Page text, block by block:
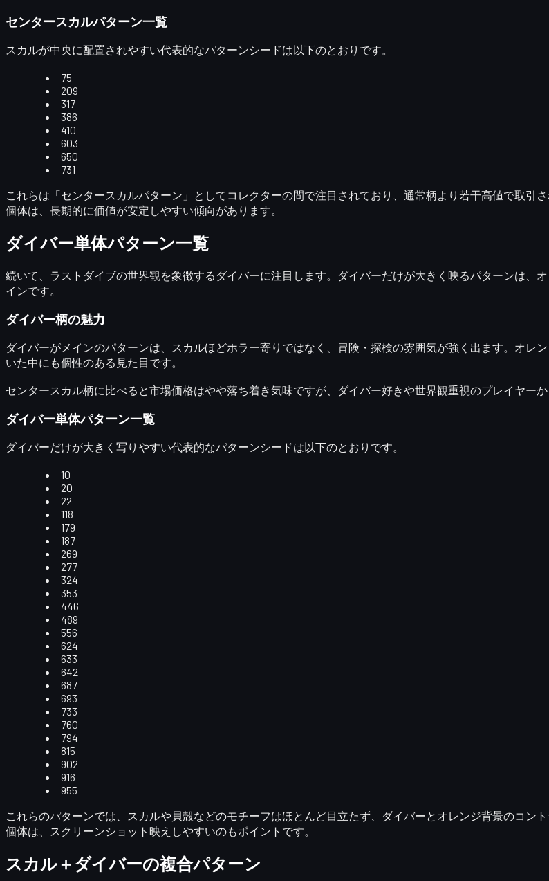
センタースカルパターン一覧
スカルが中央に配置されやすい代表的なパターンシードは以下のとおりです。
75
209
317
386
410
603
650
731
これらは 「センタースカルパターン」 としてコレクターの間で注目されており、通常柄より若干高値で取引
個体は、長期的に価値が安定しやすい傾向があります。
ダイバー単体パターン一覧
続いて、ラストダイブの世界観を象徴する ダイバーに注目します。ダイバーだけが大きく映るパターンは、
インです。
ダイバー柄の魅力
ダイバーがメインのパターンは、スカルほどホラー寄りではなく、 冒険・探検の雰囲気が強く出ます。オレ
いた中にも個性のある見た目です。
センタースカル柄に比べると市場価格はやや落ち着き気味ですが、 ダイバー好きや世界観重視のプレイヤー
ダイバー単体パターン一覧
ダイバーだけが大きく写りやすい代表的なパターンシードは以下のとおりです。
10
20
22
118
179
187
269
277
324
353
446
489
556
624
633
642
687
693
733
760
794
815
902
916
955
これらのパターンでは、スカルや貝殻などのモチーフはほとんど目立たず、
ダイバーとオレンジ背景のコント
個体は、スクリーンショット映えしやすいのもポイントです。
スカル＋ダイバーの複合パターン